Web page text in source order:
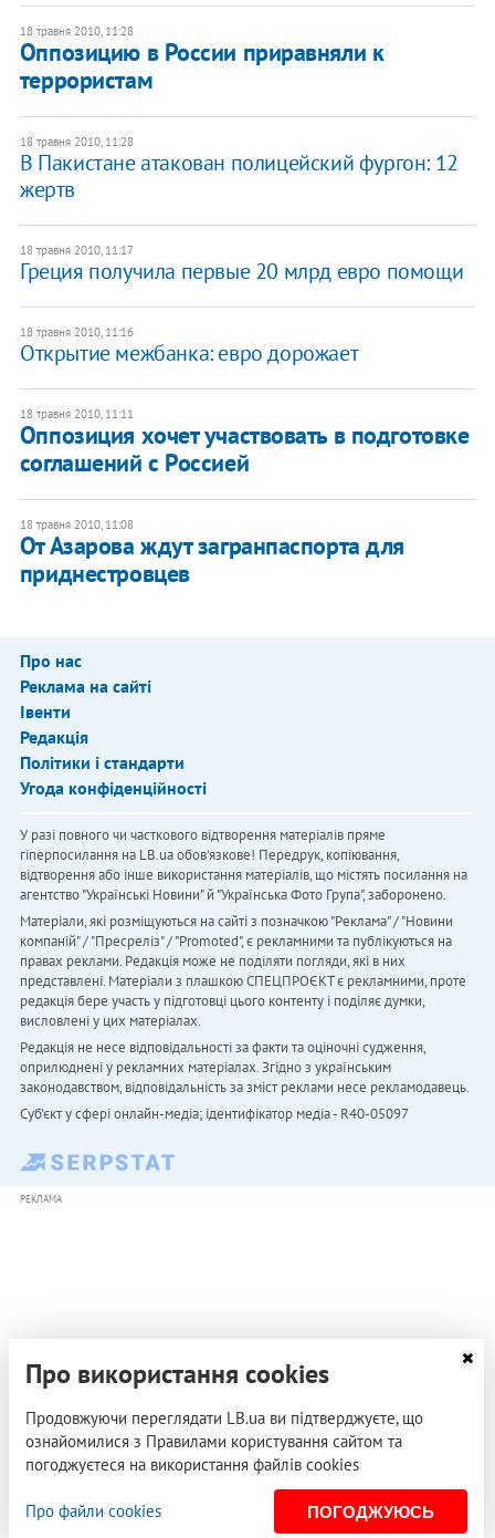
18 травня 2010, 11:28
Оппозицию в России приравняли к
террористам
18 травня 2010, 11:28
В Пакистане атакован полицейский фургон: 12
жертв
18 травня 2010, 11:17
Греция получила первые 20 млрд евро помощи
18 травня 2010, 11:16
Открытие межбанка: евро дорожает
18 травня 2010, 11:11
Оппозиция хочет участвовать в подготовке
соглашений с Россией
18 травня 2010, 11:08
От Азарова ждут загранпаспорта для
приднестровцев
Про нас
Реклама на сайті
Івенти
Редакція
Політики і стандарти
Угода конфіденційності
У разі повного чи часткового відтворення матеріалів пряме
гіперпосилання на LB.ua обов'язкове! Передрук, копіювання,
відтворення або інше використання матеріалів, що містять посилання на
агентство "Українськi Новини" й "Українська Фото Група", заборонено.
Матеріали, які розміщуються на сайті з позначкою "Реклама" / "Новини
компаній" / "Пресреліз" / "Promoted", є рекламними та публікуються на
правах реклами. Редакція може не поділяти погляди, які в них
представлені. Матеріали з плашкою СПЕЦПРОЄКТ є рекламними, проте
редакція бере участь у підготовці цього контенту і поділяє думки,
висловлені у цих матеріалах.
Редакція не несе відповідальності за факти та оціночні судження,
оприлюднені у рекламних матеріалах. Згідно з українським
законодавством, відповідальність за зміст реклами несе рекламодавець.
Cуб'єкт у сфері онлайн-медіа; ідентифікатор медіа - R40-05097
РЕКЛАМА
Про використання cookies
Продовжуючи переглядати LB.ua ви підтверджуєте, що
ознайомилися з Правилами користування сайтом та
погоджуєтеся на використання файлів cookies
Про файли cookies ПОГОДЖУЮСЬ